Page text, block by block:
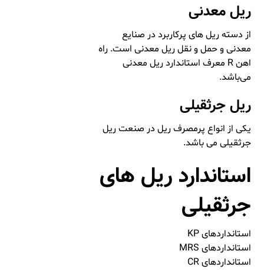
ریل معدنی
از دسته ریل های پرکاربرد در صنایع
معدنی و حمل و نقل ریل معدنی است. راه
اهن R معرف استاندارد ریل معدنی
می‌باشد.
ریل جرثقیلی
یکی از انواع پرمصرف ریل در صنعت ریل
جرثقیلی می باشد.
استاندارد ریل های
جرثقیلی
استانداردهای KP
استانداردهای MRS
استانداردهای CR